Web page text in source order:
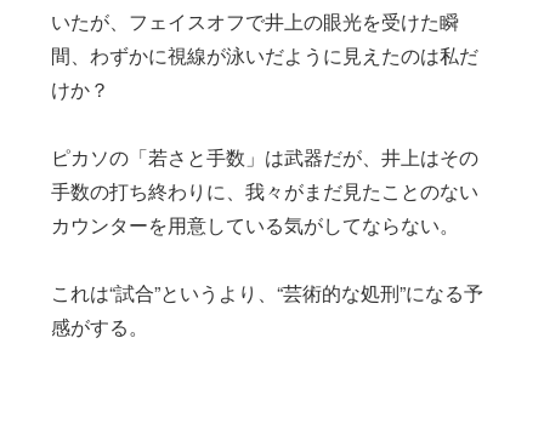
いたが、フェイスオフで井上の眼光を受けた瞬
間、わずかに視線が泳いだように見えたのは私だ
けか？
ピカソの「若さと手数」は武器だが、井上はその
手数の打ち終わりに、我々がまだ見たことのない
カウンターを用意している気がしてならない。
これは“試合”というより、“芸術的な処刑”になる予
感がする。